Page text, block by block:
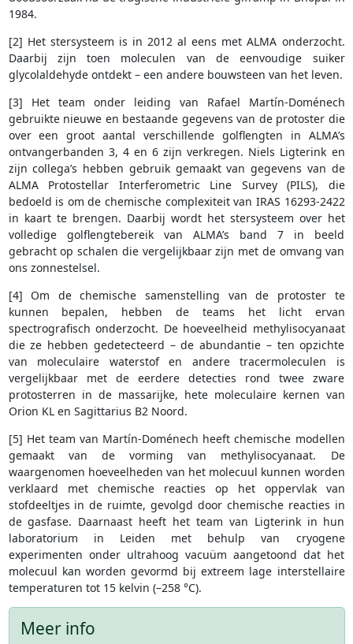
1984.
[2] Het stersysteem is in 2012 al eens met ALMA onderzocht.
Daarbij zijn toen moleculen van de eenvoudige suiker
glycolaldehyde ontdekt – een andere bouwsteen van het leven.
[3] Het team onder leiding van Rafael Martín-Doménech
gebruikte nieuwe en bestaande gegevens van de protoster die
over een groot aantal verschillende golflengten in ALMA’s
ontvangerbanden 3, 4 en 6 zijn verkregen. Niels Ligterink en
zijn collega’s hebben gebruik gemaakt van gegevens van de
ALMA Protostellar Interferometric Line Survey (PILS), die
bedoeld is om de chemische complexiteit van IRAS 16293-2422
in kaart te brengen. Daarbij wordt het stersysteem over het
volledige golflengtebereik van ALMA’s band 7 in beeld
gebracht op schalen die vergelijkbaar zijn met de omvang van
ons zonnestelsel.
[4] Om de chemische samenstelling van de protoster te
kunnen bepalen, hebben de teams het licht ervan
spectrografisch onderzocht. De hoeveelheid methylisocyanaat
die ze hebben gedetecteerd – de abundantie – ten opzichte
van moleculaire waterstof en andere tracermoleculen is
vergelijkbaar met de eerdere detecties rond twee zware
protosterren in de massarijke, hete moleculaire kernen van
Orion KL en Sagittarius B2 Noord.
[5] Het team van Martín-Doménech heeft chemische modellen
gemaakt van de vorming van methylisocyanaat. De
waargenomen hoeveelheden van het molecuul kunnen worden
verklaard met chemische reacties op het oppervlak van
stofdeeltjes in de ruimte, gevolgd door chemische reacties in
de gasfase. Daarnaast heeft het team van Ligterink in hun
laboratorium in Leiden met behulp van cryogene
experimenten onder ultrahoog vacuüm aangetoond dat het
molecuul kan worden gevormd bij extreem lage interstellaire
temperaturen tot 15 kelvin (–258 °C).
Meer info